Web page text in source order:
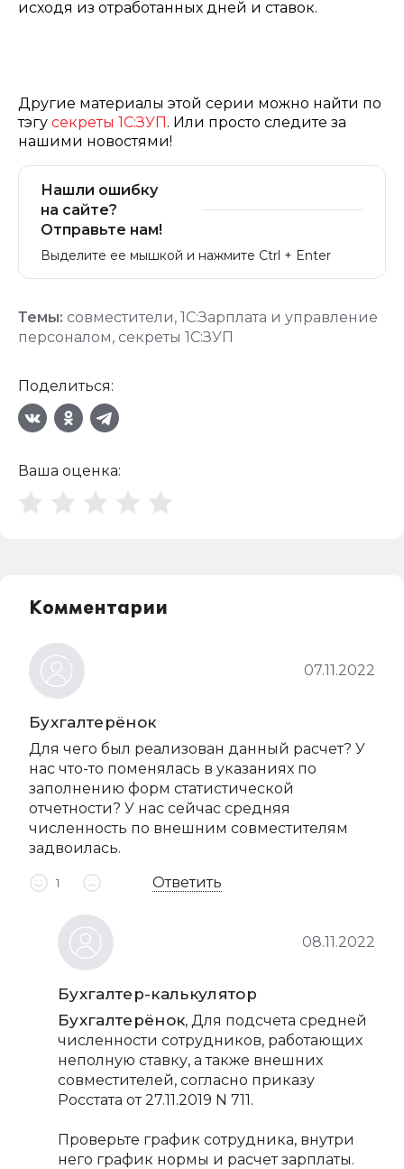
исходя из отработанных дней и ставок.
Другие материалы этой серии можно найти по
тэгу секреты 1С:ЗУП. Или просто следите за
нашими новостями!
Нашли ошибку
на сайте?
Отправьте нам!
Выделите ее мышкой и нажмите Ctrl + Enter
Темы: совместители, 1С:Зарплата и управление
персоналом, секреты 1С:ЗУП
Поделиться:
Ваша оценка:
Комментарии
Бухгалтерёнок
07.11.2022
Для чего был реализован данный расчет? У
нас что-то поменялась в указаниях по
заполнению форм статистической
отчетности? У нас сейчас средняя
численность по внешним совместителям
задвоилась.
1 Ответить
Бухгалтер-калькулятор
08.11.2022
Бухгалтерёнок, Для подсчета средней
численности сотрудников, работающих
неполную ставку, а также внешних
совместителей, согласно приказу
Росстата от 27.11.2019 N 711.
Проверьте график сотрудника, внутри
него график нормы и расчет зарплаты.